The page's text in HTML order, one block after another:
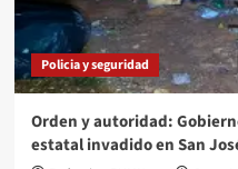
Policia y seguridad
Orden y autoridad:
estatal invadido en San